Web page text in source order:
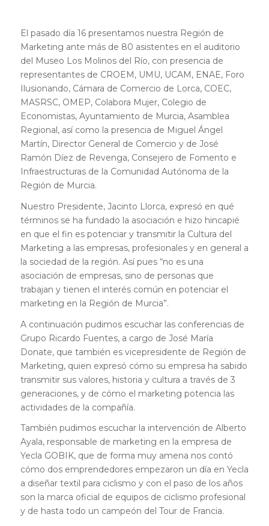
El pasado día 16 presentamos nuestra Región de
Marketing ante más de 80 asistentes en el auditorio
del Museo Los Molinos del Río, con presencia de
representantes de CROEM, UMU, UCAM, ENAE, Foro
Ilusionando, Cámara de Comercio de Lorca, COEC,
MASRSC, OMEP, Colabora Mujer, Colegio de
Economistas, Ayuntamiento de Murcia, Asamblea
Regional, así como la presencia de Miguel Ángel
Martín, Director General de Comercio y de José
Ramón Díez de Revenga, Consejero de Fomento e
Infraestructuras de la Comunidad Autónoma de la
Región de Murcia.
Nuestro Presidente, Jacinto Llorca, expresó en qué
términos se ha fundado la asociación e hizo hincapié
en que el fin es potenciar y transmitir la Cultura del
Marketing a las empresas, profesionales y en general a
la sociedad de la región. Así pues “no es una
asociación de empresas, sino de personas que
trabajan y tienen el interés común en potenciar el
marketing en la Región de Murcia”.
A continuación pudimos escuchar las conferencias de
Grupo Ricardo Fuentes, a cargo de José María
Donate, que también es vicepresidente de Región de
Marketing, quien expresó cómo su empresa ha sabido
transmitir sus valores, historia y cultura a través de 3
generaciones, y de cómo el marketing potencia las
actividades de la compañía.
También pudimos escuchar la intervención de Alberto
Ayala, responsable de marketing en la empresa de
Yecla GOBIK, que de forma muy amena nos contó
cómo dos emprendedores empezaron un día en Yecla
a diseñar textil para ciclismo y con el paso de los años
son la marca oficial de equipos de ciclismo profesional
y de hasta todo un campeón del Tour de Francia.